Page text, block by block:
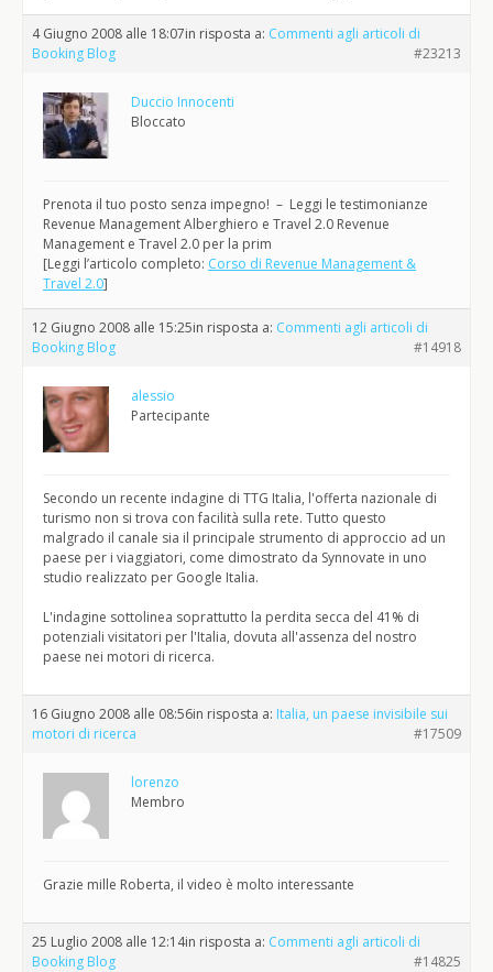
4 Giugno 2008 alle 18:07in risposta a: Commenti agli articoli di
Booking Blog
#23213
Duccio Innocenti
Bloccato
Prenota il tuo posto senza impegno! – Leggi le testimonianze
Revenue Management Alberghiero e Travel 2.0 Revenue
Management e Travel 2.0 per la prim
[Leggi l’articolo completo: Corso di Revenue Management &
Travel 2.0]
12 Giugno 2008 alle 15:25in risposta a: Commenti agli articoli di
Booking Blog
#14918
alessio
Partecipante
Secondo un recente indagine di TTG Italia, l'offerta nazionale di
turismo non si trova con facilità sulla rete. Tutto questo
malgrado il canale sia il principale strumento di approccio ad un
paese per i viaggiatori, come dimostrato da Synnovate in uno
studio realizzato per Google Italia.
L'indagine sottolinea soprattutto la perdita secca del 41% di
potenziali visitatori per l'Italia, dovuta all'assenza del nostro
paese nei motori di ricerca.
16 Giugno 2008 alle 08:56in risposta a: Italia, un paese invisibile sui
motori di ricerca
#17509
lorenzo
Membro
Grazie mille Roberta, il video è molto interessante
25 Luglio 2008 alle 12:14in risposta a: Commenti agli articoli di
Booking Blog
#14825